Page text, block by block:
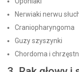
Nerwiaki nerwu
Craniopharyngoma
Guzy szyszynki
Chordoma i